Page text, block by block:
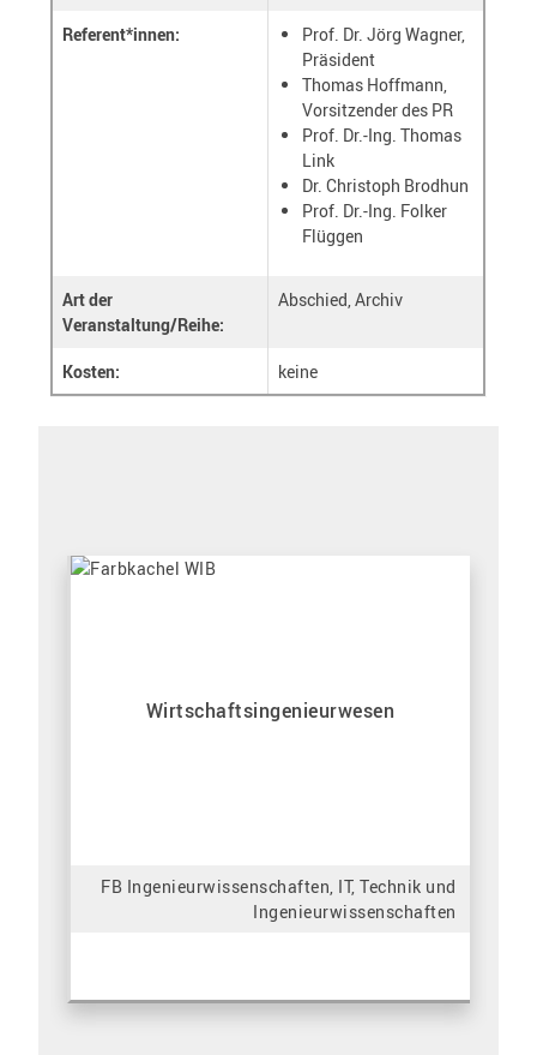
Referent*innen:
Prof. Dr. Jörg Wagner,
Präsident
Thomas Hoffmann,
Vorsitzender des PR
Prof. Dr.-Ing. Thomas
Link
Dr. Christoph Brodhun
Prof. Dr.-Ing. Folker
Flüggen
Art der
Veranstaltung/Reihe:
Abschied, Archiv
Kosten: keine
Wirtschaftsingenieurwesen
FB Ingenieurwissenschaften, IT, Technik und
Ingenieurwissenschaften